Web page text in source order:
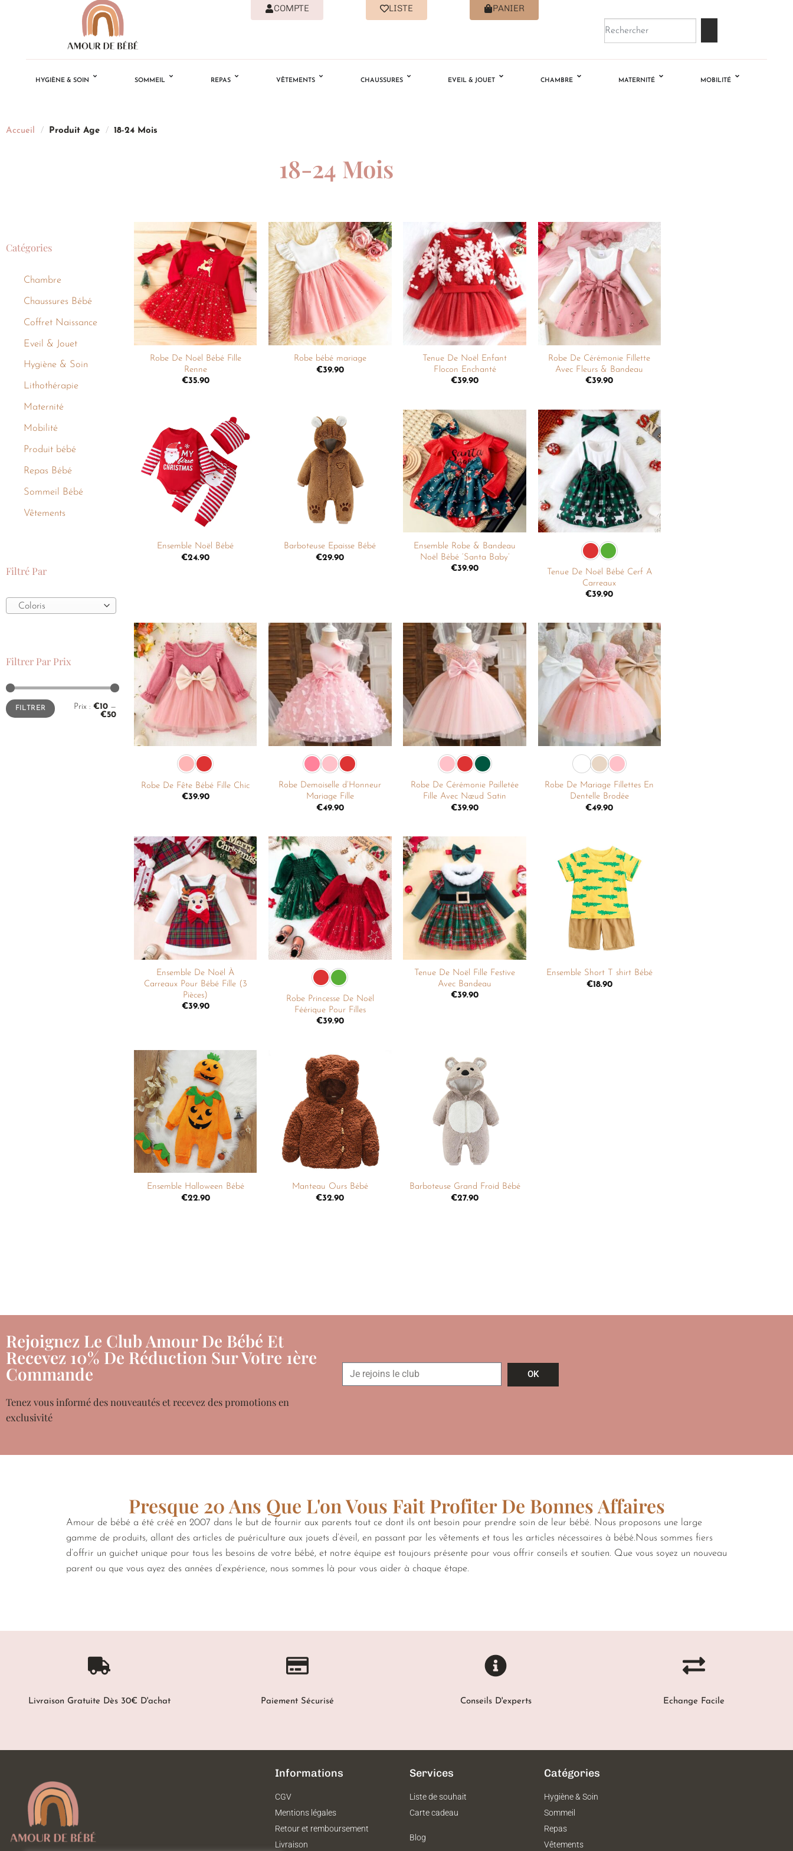
COMPTE LISTE PANIER
HYGIÈNE & SOIN SOMMEIL REPAS VÊTEMENTS CHAUSSURES EVEIL & JOUET CHAMBRE MATERNITÉ MOBILITÉ
Accueil / Produit Age / 18-24 Mois
18-24 Mois
Catégories
Chambre
Chaussures Bébé
Coffret Naissance
Eveil & Jouet
Hygiène & Soin
Lithothérapie
Maternité
Mobilité
Produit bébé
Repas Bébé
Sommeil Bébé
Vêtements
Filtré Par
Coloris
Filtrer Par Prix
FILTRER Prix : €10 —
€50
Ajouter
à la
liste de
souhaits
Robe De Noël Bébé Fille
Renne
€35.90
Ajouter
à la
liste de
souhaits
+
Robe bébé mariage
€39.90
Ajouter
à la
liste de
souhaits
Tenue De Noël Enfant
Flocon Enchanté
€39.90
Ajouter
liste de
souhaits
Robe De Cérémonie Fillette
Avec Fleurs & Bandeau
€39.90
Ajouter
à la
liste de
souhaits
Ensemble Noël Bébé
€24.90
souhaits
Barboteuse Epaisse Bébé
€29.90
Ajouter
à la
liste de
souhaits
Ensemble Robe & Bandeau
Noël Bébé ‘Santa Baby’
€39.90
Ajouter
liste de
souhaits
Tenue De Noël Bébé Cerf A
Carreaux
€39.90
Ajouter
à la
liste de
souhaits
+
Robe De Fête Bébé Fille Chic
€39.90
Ajouter
à la
liste de
souhaits
+
Robe Demoiselle d’Honneur
Mariage Fille
€49.90
Ajouter
à la
liste de
souhaits
+
Robe De Cérémonie Pailletée
Fille Avec Nœud Satin
€39.90
Ajouter
à la
liste de
souhaits
Robe De Mariage Fillettes En
Dentelle Brodée
€49.90
Ajouter
à la
liste de
souhaits
+
Ensemble De Noël À
Carreaux Pour Bébé Fille (3
Pièces)
€39.90
Ajouter
à la
liste de
souhaits
+
Robe Princesse De Noël
Féérique Pour Filles
€39.90
Ajouter
liste de
souhaits
Tenue De Noël Fille Festive
Avec Bandeau
€39.90
Ajouter
à la
Ensemble Short T shirt Bébé
€18.90
Ajouter
liste de
souhaits
Ensemble Halloween Bébé
€22.90
liste de
souhaits
+
Manteau Ours Bébé
€32.90
souhaits
Barboteuse Grand Froid Bébé
€27.90
Rejoignez Le Club Amour De Bébé Et
Recevez 10% De Réduction Sur Votre 1ère
Commande
Tenez vous informé des nouveautés et recevez des promotions en
exclusivité
OK
Presque 20 Ans Que L'on Vous Fait Profiter De Bonnes Affaires
Amour de bébé a été créé en 2007 dans le but de fournir aux parents tout ce dont ils ont besoin pour prendre soin de leur bébé. Nous proposons une large
gamme de produits, allant des articles de puériculture aux jouets d’éveil, en passant par les vêtements et tous les articles nécessaires à bébé.Nous sommes fiers
d’offrir un guichet unique pour tous les besoins de votre bébé, et notre équipe est toujours présente pour vous offrir conseils et soutien. Que vous soyez un nouveau
parent ou que vous ayez des années d’expérience, nous sommes là pour vous aider à chaque étape.
Livraison Gratuite Dès 30€ D'achat Paiement Sécurisé Conseils D'experts Echange Facile
Informations
CGV
Mentions légales
Retour et remboursement
Livraison
Services
Liste de souhait
Carte cadeau
Blog
Catégories
Hygiène & Soin
Sommeil
Repas
Vêtements